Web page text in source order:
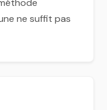
ne suffit pas